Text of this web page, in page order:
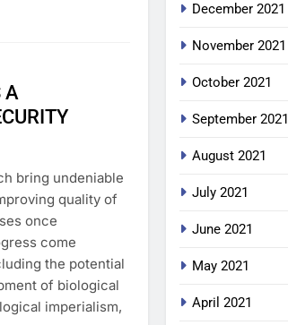
A
bring undeniable
quality of
once
come
the potential
of biological
imperialism,
December 2021
November 2021
October 2021
September 2021
August 2021
July 2021
June 2021
May 2021
April 2021